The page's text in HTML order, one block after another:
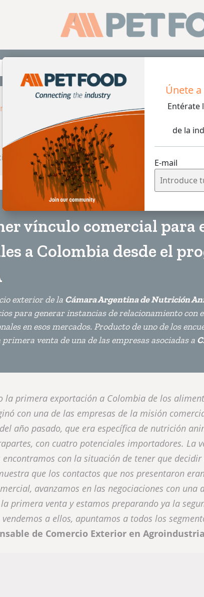
Únete
Entérate
de la
E-mail
vínculo comercial para exportar productos
vínculo comercial para
a Colombia desde el
exterior de la Cámara Argentina de Nutrición
para generar instancias de relacionamiento con
en esos mercados. Producto de uno de los
venta de una de las empresas asociadas a
la primera exportación a Colombia de los
con una de las empresas de la misión
año pasado, que era específica de nutrición
con cuatro potenciales importadores. La
con la situación de tener que
que los contactos que nos presentaron
avanzamos en las negociaciones con una
primera venta y estamos preparando ya la
a ellos, apuntamos a todos los
de Comercio Exterior en